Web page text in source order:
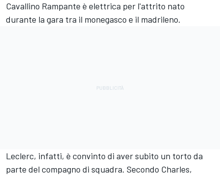
Cavallino Rampante è elettrica per l'attrito nato
durante la gara tra il monegasco e il madrileno.
Leclerc, infatti, è convinto di aver subito un torto da
parte del compagno di squadra. Secondo Charles,